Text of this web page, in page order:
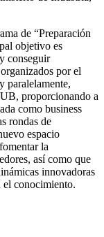
de “Preparación
objetivo es
conseguir
por el
paralelamente,
proporcionando a
como business
rondas de
espacio
la
así como que
innovadoras
el conocimiento.